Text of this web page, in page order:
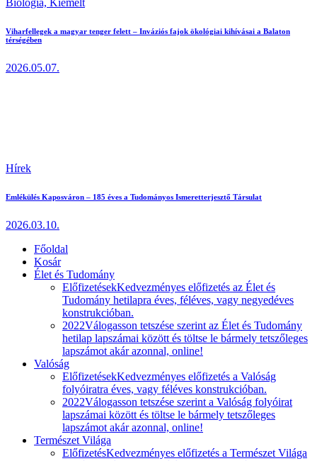
Viharfellegek a magyar tenger felett – Inváziós fajok ökológiai kihívásai a Balaton
térségében
2026.05.07.
Hírek
Emlékülés Kaposváron – 185 éves a Tudományos Ismeretterjesztő Társulat
2026.03.10.
Főoldal
Kosár
Élet és Tudomány
ElőfizetésekKedvezményes előfizetés az Élet és
Tudomány hetilapra éves, féléves, vagy negyedéves
konstrukcióban.
2022Válogasson tetszése szerint az Élet és Tudomány
hetilap lapszámai között és töltse le bármely tetszőleges
lapszámot akár azonnal, online!
Valóság
ElőfizetésekKedvezményes előfizetés a Valóság
folyóiratra éves, vagy féléves konstrukcióban.
2022Válogasson tetszése szerint a Valóság folyóirat
lapszámai között és töltse le bármely tetszőleges
lapszámot akár azonnal, online!
Természet Világa
ElőfizetésKedvezményes előfizetés a Természet Világa